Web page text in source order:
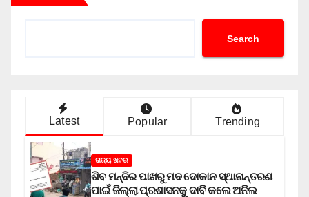
Search
Latest Popular Trending
ରାଜ୍ୟ ଖବର
ଶିବ ମନ୍ଦିର ପାଖରୁ ମଦ ଦୋକାନ ସ୍ଥାନାନ୍ତରଣ
ପାଇଁ ଜିଲ୍ଲା ପ୍ରଶାସନକୁ ଦାବି କଲେ ଅନିଲ